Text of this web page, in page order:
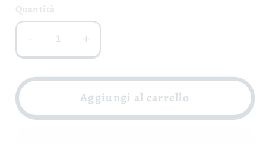
Quantità
Diminuisci
quantità
per
di
Aumenta
quantità
per
Infuso
Aggiungi al carrello